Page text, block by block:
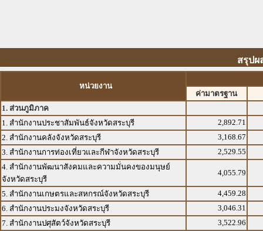
สรุปผ
หน่วยงาน
ค่ามาตรฐาน
1. ส่วนภูมิภาค
1. สำนักงานประชาสัมพันธ์จังหวัดสระบุรี
2,892.71
2. สำนักงานคลังจังหวัดสระบุรี
3,168.67
3. สำนักงานการท่องเที่ยวและกีฬาจังหวัดสระบุรี
2,529.55
4. สำนักงานพัฒนาสังคมและความมั่นคงของมนุษย์
จังหวัดสระบุรี
4,055.79
5. สำนักงานเกษตรและสหกรณ์จังหวัดสระบุรี
4,459.28
6. สำนักงานประมงจังหวัดสระบุรี
3,046.31
7. สำนักงานปศุสัตว์จังหวัดสระบุรี
3,522.96